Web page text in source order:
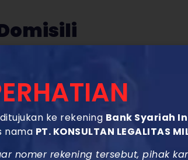
yang jelas. Surat ini dikeluarkan
sekitar 1-2 hari kerja.
Pajak (NPWP)
ke rekening Bank Syariah
nama PT. KONSULTAN LEGALITAS
nomer rekening tersebut, pihak